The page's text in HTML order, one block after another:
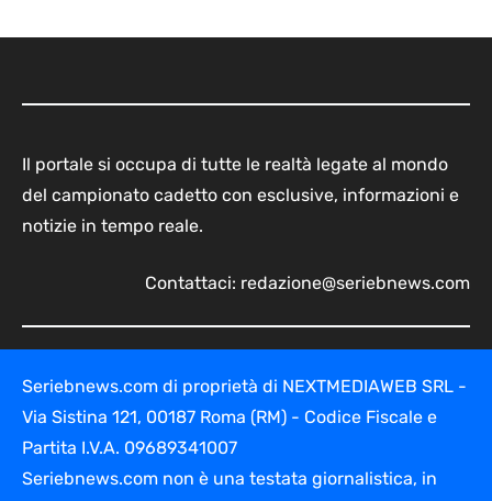
Il portale si occupa di tutte le realtà legate al mondo
del campionato cadetto con esclusive, informazioni e
notizie in tempo reale.
Contattaci: redazione@seriebnews.com
Seriebnews.com di proprietà di NEXTMEDIAWEB SRL -
Via Sistina 121, 00187 Roma (RM) - Codice Fiscale e
Partita I.V.A. 09689341007
Seriebnews.com non è una testata giornalistica, in